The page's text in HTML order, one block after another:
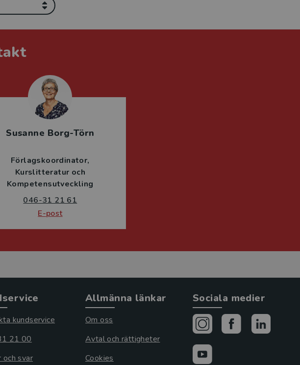
Susanne Borg-Törn
Förlagskoordinator
Kurslitteratur och
Kompetensutveckling
046-31 21 61
E-post
kundservice
21 00
och svar
Allmänna länkar
Om oss
Avtal och rättigheter
Cookies
Sociala medier